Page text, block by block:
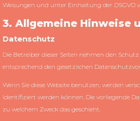
Weisungen und unter Einhaltung der DSGVO
3. Allgemeine
Datenschutz
Die Betreiber dieser Seiten nehmen den
entsprechend den gesetzlichen
Wenn Sie diese Website benutzen, werden
identifiziert werden können. Die vorliegende
zu welchem Zweck das geschieht.